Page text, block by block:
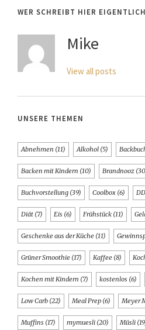
WER SCHREIBT HIER
Mike
View all posts
UNSERE THEMEN
Abnehmen (11) Alkohol (5)
Backen mit Kindern (10) Brandnooz
Buchvorstellung (39) Coolbox (6)
Diät (7) Eis (6) Frühstück (11)
Geschenke aus der Küche (11)
Grüner Smoothie (17) Kaffee (8)
Kochen mit Kindern (7) kostenlos (6)
Low Carb (22) Meal Prep (6) Meyer
Muffins (17) mymuesli (20) Müsli